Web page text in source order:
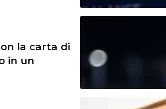
la carta di
in un